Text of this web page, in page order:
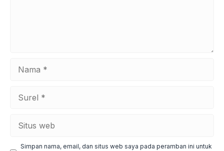
Simpan nama, email, dan situs web saya pada peramban ini untuk